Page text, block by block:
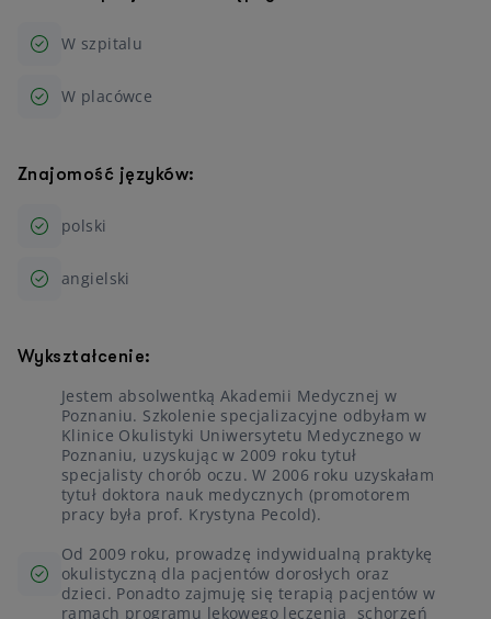
W szpitalu
W placówce
Znajomość języków:
polski
angielski
Wykształcenie:
Jestem absolwentką Akademii Medycznej w
Poznaniu. Szkolenie specjalizacyjne odbyłam w
Klinice Okulistyki Uniwersytetu Medycznego w
Poznaniu, uzyskując w 2009 roku tytuł
specjalisty chorób oczu. W 2006 roku uzyskałam
tytuł doktora nauk medycznych (promotorem
pracy była prof. Krystyna Pecold).
Od 2009 roku, prowadzę indywidualną praktykę
okulistyczną dla pacjentów dorosłych oraz
dzieci. Ponadto zajmuję się terapią pacjentów w
ramach programu lekowego leczenia schorzeń